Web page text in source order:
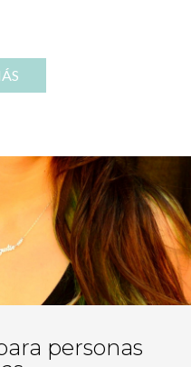
personas